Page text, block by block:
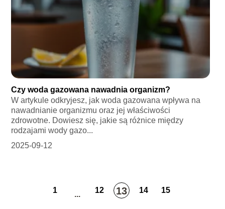
Czy woda gazowana nawadnia organizm?
W artykule odkryjesz, jak woda gazowana wpływa na
nawadnianie organizmu oraz jej właściwości
zdrowotne. Dowiesz się, jakie są różnice między
rodzajami wody gazo...
2025-09-12
1 ... 12 13 14 15